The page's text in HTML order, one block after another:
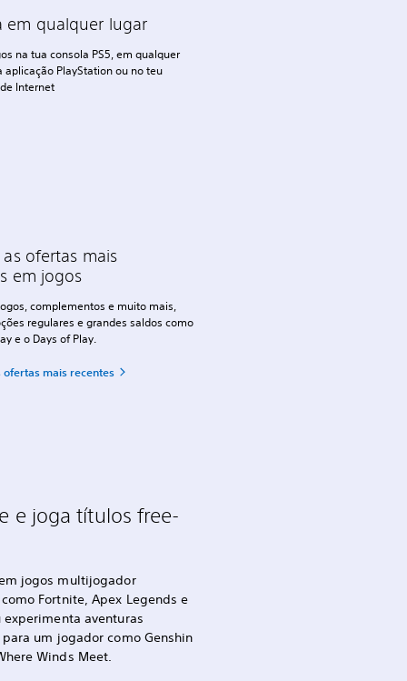
em qualquer lugar
na tua consola PS5, em qualquer
aplicação PlayStation ou no teu
Internet
ofertas mais
em jogos
complementos e muito mais,
regulares e grandes saldos como
e o Days of Play.
ofertas mais recentes
e joga títulos free-
jogos multijogador
Fortnite, Apex Legends e
experimenta aventuras
um jogador como Genshin
Winds Meet.